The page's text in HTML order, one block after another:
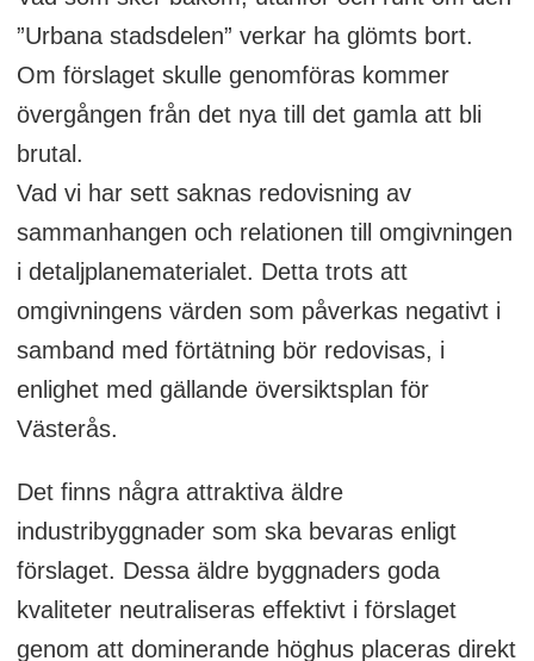
”Urbana stadsdelen” verkar ha glömts bort.
Om förslaget skulle genomföras kommer
övergången från det nya till det gamla att bli
brutal.
Vad vi har sett saknas redovisning av
sammanhangen och relationen till omgivningen
i detaljplanematerialet. Detta trots att
omgivningens värden som påverkas negativt i
samband med förtätning bör redovisas, i
enlighet med gällande översiktsplan för
Västerås.
Det finns några attraktiva äldre
industribyggnader som ska bevaras enligt
förslaget. Dessa äldre byggnaders goda
kvaliteter neutraliseras effektivt i förslaget
genom att dominerande höghus placeras direkt